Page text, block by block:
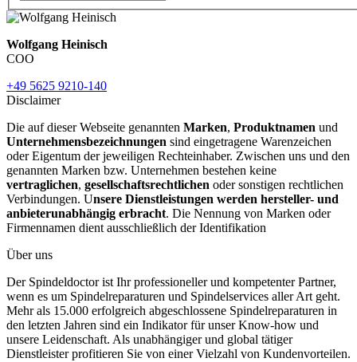
Wolfgang Heinisch
COO
+49 5625 9210-140
Disclaimer
Die auf dieser Webseite genannten Marken, Produktnamen und
Unternehmensbezeichnungen sind eingetragene Warenzeichen
oder Eigentum der jeweiligen Rechteinhaber. Zwischen uns und den
genannten Marken bzw. Unternehmen bestehen keine
vertraglichen, gesellschaftsrechtlichen oder sonstigen rechtlichen
Verbindungen. Unsere Dienstleistungen werden hersteller- und
anbieterunabhängig erbracht. Die Nennung von Marken oder
Firmennamen dient ausschließlich der Identifikation
Über uns
Der Spindeldoctor ist Ihr professioneller und kompetenter Partner,
wenn es um Spindelreparaturen und Spindelservices aller Art geht.
Mehr als 15.000 erfolgreich abgeschlossene Spindelreparaturen in
den letzten Jahren sind ein Indikator für unser Know-how und
unsere Leidenschaft. Als unabhängiger und global tätiger
Dienstleister profitieren Sie von einer Vielzahl von Kundenvorteilen.